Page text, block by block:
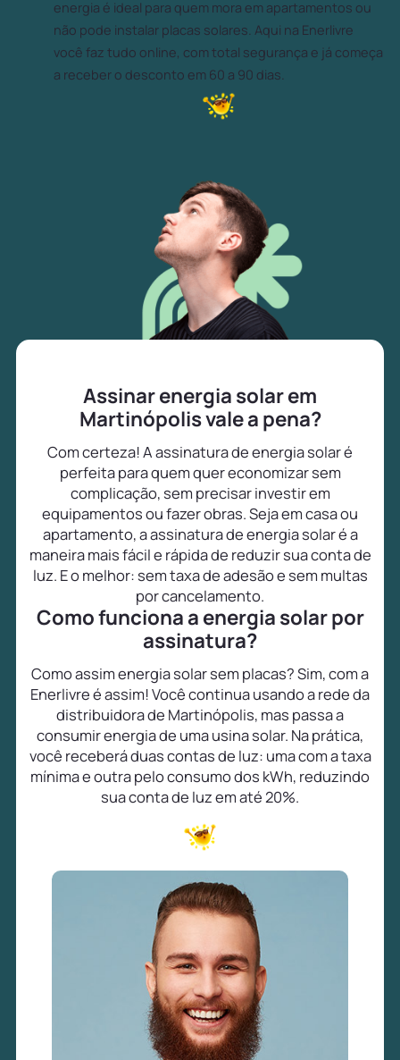
energia é ideal para quem mora em apartamentos ou
não pode instalar placas solares. Aqui na Enerlivre
você faz tudo online, com total segurança e já começa
a receber o desconto em 60 a 90 dias.
Assinar energia solar em
Martinópolis vale a pena?
Com certeza! A assinatura de energia solar é
perfeita para quem quer economizar sem
complicação, sem precisar investir em
equipamentos ou fazer obras. Seja em casa ou
apartamento, a assinatura de energia solar é a
maneira mais fácil e rápida de reduzir sua conta de
luz. E o melhor: sem taxa de adesão e sem multas
por cancelamento.
Como funciona a energia solar por
assinatura?
Como assim energia solar sem placas? Sim, com a
Enerlivre é assim! Você continua usando a rede da
distribuidora de Martinópolis, mas passa a
consumir energia de uma usina solar. Na prática,
você receberá duas contas de luz: uma com a taxa
mínima e outra pelo consumo dos kWh, reduzindo
sua conta de luz em até 20%.